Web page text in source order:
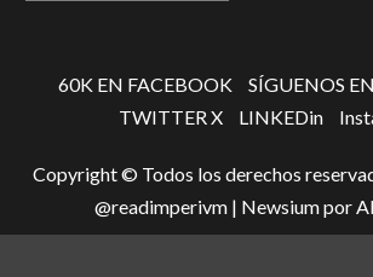
60K EN FACEBOOK
SÍGUENOS
TWITTER X
LINKEDin
Copyright © Todos los derechos
@readimperivm | Newsiumpor